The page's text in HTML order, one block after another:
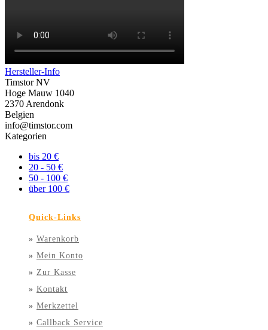
Hersteller-Info
Timstor NV
Hoge Mauw 1040
2370 Arendonk
Belgien
info@timstor.com
Kategorien
bis 20 €
20 - 50 €
50 - 100 €
über 100 €
Quick-Links
» Warenkorb
» Mein Konto
» Zur Kasse
» Kontakt
» Merkzettel
» Callback Service